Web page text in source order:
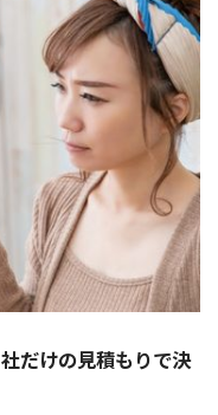
だけの見積もりで決